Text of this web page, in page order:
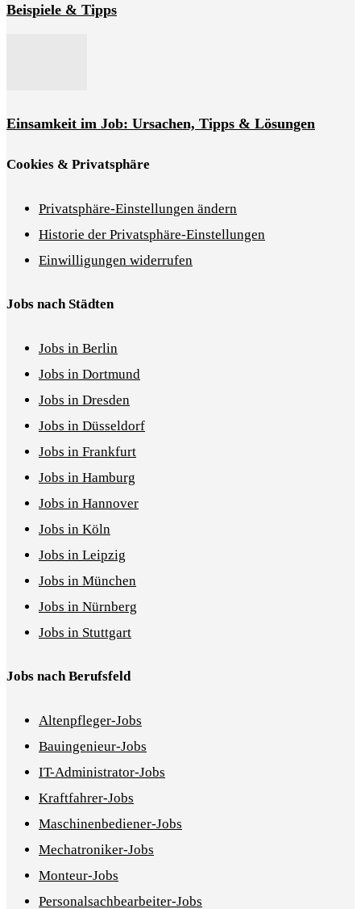
Beispiele & Tipps
Einsamkeit im Job: Ursachen, Tipps & Lösungen
Cookies & Privatsphäre
Privatsphäre-Einstellungen ändern
Historie der Privatsphäre-Einstellungen
Einwilligungen widerrufen
Jobs nach Städten
Jobs in Berlin
Jobs in Dortmund
Jobs in Dresden
Jobs in Düsseldorf
Jobs in Frankfurt
Jobs in Hamburg
Jobs in Hannover
Jobs in Köln
Jobs in Leipzig
Jobs in München
Jobs in Nürnberg
Jobs in Stuttgart
Jobs nach Berufsfeld
Altenpfleger-Jobs
Bauingenieur-Jobs
IT-Administrator-Jobs
Kraftfahrer-Jobs
Maschinenbediener-Jobs
Mechatroniker-Jobs
Monteur-Jobs
Personalsachbearbeiter-Jobs